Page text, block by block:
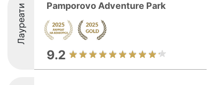
Лауреати Pamporovo Adventure Park
9.2